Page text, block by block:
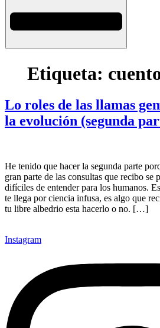
Etiqueta:
Lo roles de las llamas
la evolución (segunda
He tenido que hacer la segunda parte
gran parte de las consultas que recibo se
difíciles de entender para los humanos.
te llega por ciencia infusa, es algo que
tu libre albedrio esta hacerlo o no. […]
Instagram